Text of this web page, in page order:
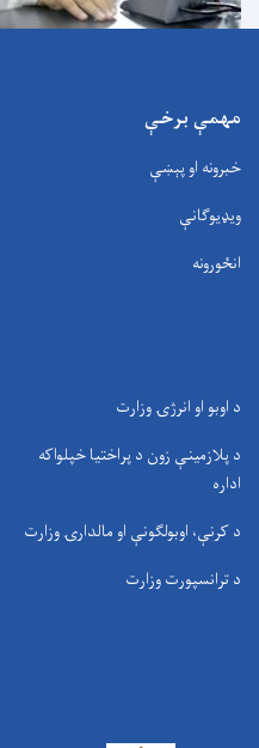
مهمې برخې
خبرونه او پېښې
ویډیوګانې
انځورونه
د اوبو او انرژۍ وزارت
د پلازمینې زون د پراختیا خپلواکه
اداره
د کرنې، اوبولګونې او مالدارۍ وزارت
د ترانسپورت وزارت